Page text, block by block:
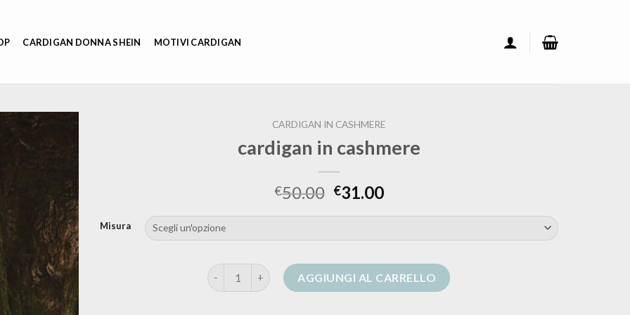
CARDIGAN DONNA SHEIN MOTIVI CARDIGAN
CARDIGAN IN CASHMERE
cardigan in cashmere
€50.00 €31.00
Misura
cardigan in cashmere quantitàAGGIUNGI AL CARRELLO